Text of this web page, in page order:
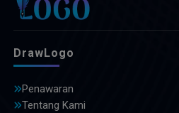
DrawLogo
Penawaran
Tentang Kami